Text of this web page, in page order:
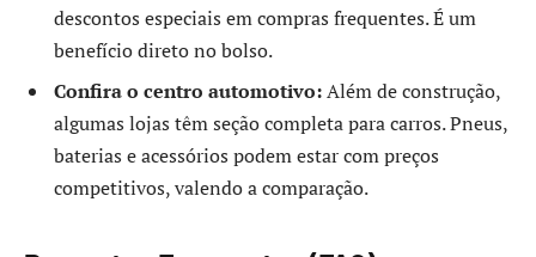
descontos especiais em compras frequentes. É um
benefício direto no bolso.
Confira o centro automotivo:Além de construção,
algumas lojas têm seção completa para carros. Pneus,
baterias e acessórios podem estar com preços
competitivos, valendo a comparação.